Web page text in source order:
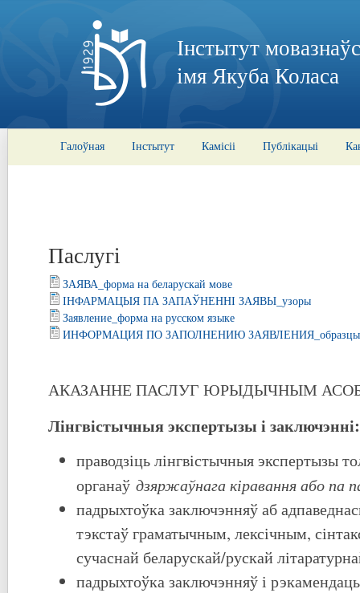
Інстытут
імя Якуба Коласа
Галоўная Інстытут Камісіі Публікацыі
Паслугі
ЗАЯВА_форма на беларускай мове
ІНФАРМАЦЫЯ ПА ЗАПАЎНЕННІ ЗАЯВЫ_узоры
Заявление_форма на русском языке
ИНФОРМАЦИЯ ПО ЗАПОЛНЕНИЮ ЗАЯВЛЕНИЯ_образцы
АКАЗАННЕ ПАСЛУГ ЮРЫДЫЧНЫМ
Лінгвістычныя экспертызы і заключэнні:
праводзіць лінгвістычныя экспертызы
органаў дзяржаўнага кіравання або па
падрыхтоўка заключэнняў аб
тэкстаў граматычным, лексічным,
сучаснай беларускай/рускай
падрыхтоўка заключэнняў і